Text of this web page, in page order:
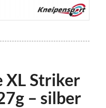
XL Striker
– silber